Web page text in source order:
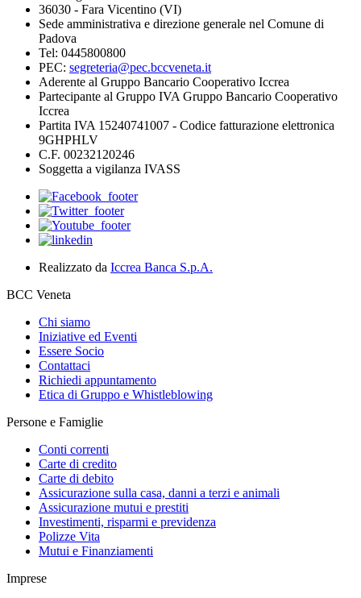
36030 - Fara Vicentino (VI)
Sede amministrativa e direzione generale nel Comune di
Padova
Tel: 0445800800
PEC: segreteria@pec.bccveneta.it
Aderente al Gruppo Bancario Cooperativo Iccrea
Partecipante al Gruppo IVA Gruppo Bancario Cooperativo
Iccrea
Partita IVA 15240741007 - Codice fatturazione elettronica
9GHPHLV
C.F. 00232120246
Soggetta a vigilanza IVASS
Realizzato da Iccrea Banca S.p.A.
BCC Veneta
Chi siamo
Iniziative ed Eventi
Essere Socio
Contattaci
Richiedi appuntamento
Etica di Gruppo e Whistleblowing
Persone e Famiglie
Conti correnti
Carte di credito
Carte di debito
Assicurazione sulla casa, danni a terzi e animali
Assicurazione mutui e prestiti
Investimenti, risparmi e previdenza
Polizze Vita
Mutui e Finanziamenti
Imprese